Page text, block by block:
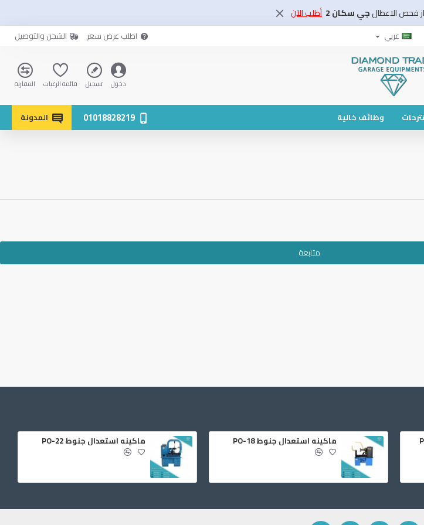
فحص الاعطالجي سكان 2 أطلب الآن
عربي اطلب عرض سعر الشحن والتوصيل
دخول تسجيل قائمة الرغبات المقارنة
وظائف خالية 01018828219
المدونة
متابعة
ماكينه استعدال جنوط PO-18 ماكينه استعدال جنوط PO-22